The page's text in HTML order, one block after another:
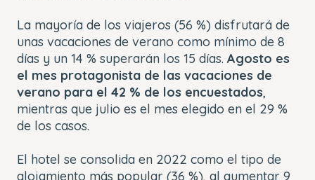
La mayoría de los viajeros (56 %) disfrutará de
unas vacaciones de verano como mínimo de 8
días y un 14 % superarán los 15 días. Agosto es
el mes protagonista de las vacaciones de
verano para el 42 % de los encuestados,
mientras que julio es el mes elegido en el 29 %
de los casos.
El hotel se consolida en 2022 como el tipo de
alojamiento más popular (36 %), al aumentar 9